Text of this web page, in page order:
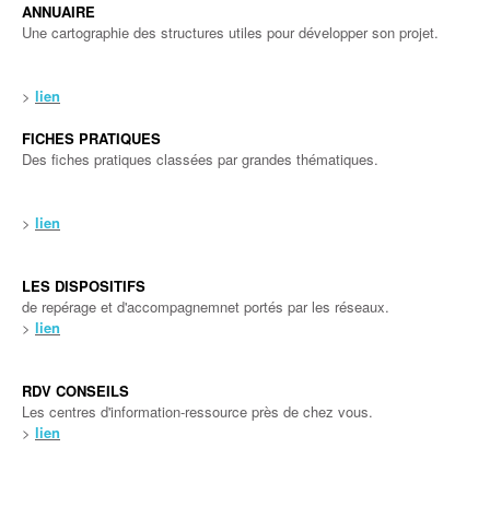
ANNUAIRE
Une cartographie des structures utiles pour développer son projet.
> lien
FICHES PRATIQUES
Des fiches pratiques classées par grandes thématiques.
> lien
LES DISPOSITIFS
de repérage et d'accompagnemnet portés par les réseaux.
> lien
RDV CONSEILS
Les centres d'information-ressource près de chez vous.
> lien